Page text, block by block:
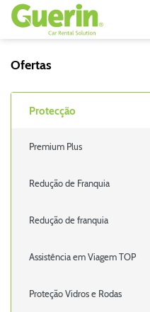
Ofertas
Protecção
Premium Plus
Redução de Franquia
Redução de franquia
Assistência em Viagem TOP
Proteção Vidros e Rodas